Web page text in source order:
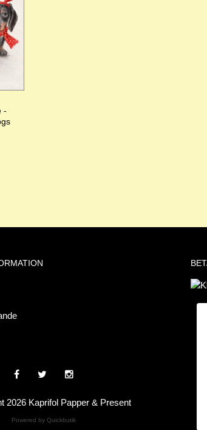
-
2026 Kaprifol Papper & Present
Powered by Quickbutik